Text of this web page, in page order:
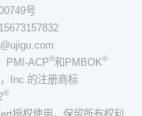
号
PMI-ACP®和PMBOK®
Inc.的注册商标
®